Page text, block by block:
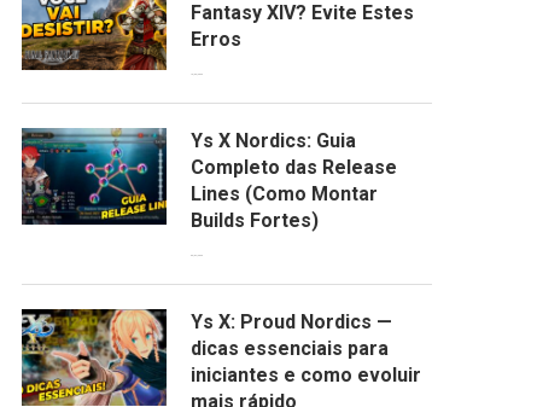
Fantasy XIV? Evite Estes
Erros
Ys X Nordics: Guia
Completo das Release
Lines (Como Montar
Builds Fortes)
Ys X: Proud Nordics —
dicas essenciais para
iniciantes e como evoluir
mais rápido